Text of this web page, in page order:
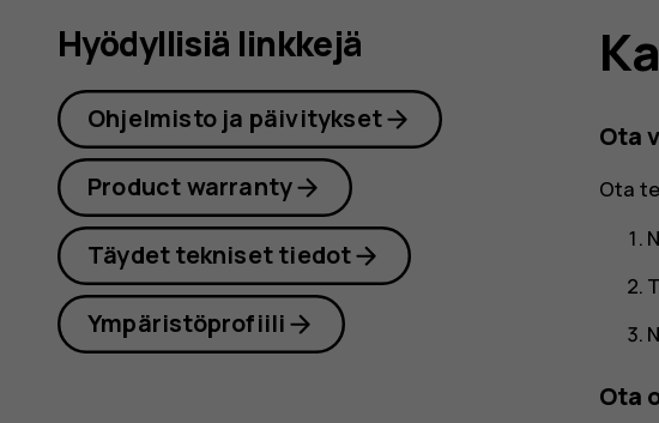
Ota
Ota
Ota
Hyödyllisiä linkkejä
Ohjelmisto ja päivitykset
Product warranty
Täydet tekniset tiedot
Ympäristöprofiili